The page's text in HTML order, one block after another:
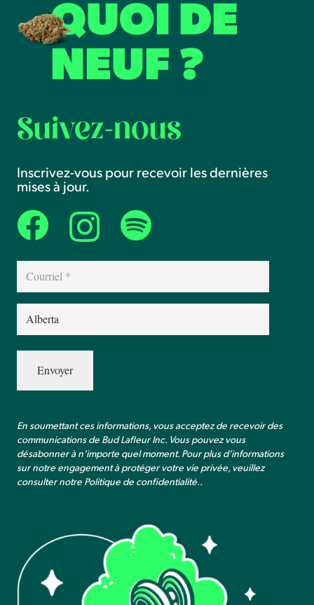
QUOI DE
NEUF ?
Suivez-nous
Inscrivez-vous pour recevoir les dernières
mises à jour.
Courriel
(Nécessaire)
Province
(Nécessaire)
En soumettant ces informations, vous acceptez de recevoir des
communications de Bud Lafleur Inc. Vous pouvez vous
désabonner à n’importe quel moment. Pour plus d’informations
sur notre engagement à protéger votre vie privée, veuillez
consulter notre Politique de confidentialité..